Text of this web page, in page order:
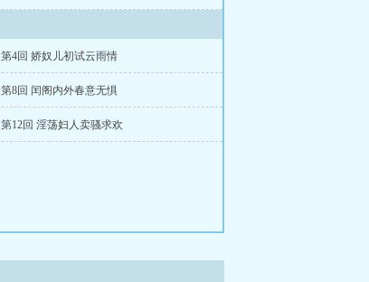
第4回 娇奴儿初试云雨情
第8回 闰阁内外春意无惧
第12回 淫荡妇人卖骚求欢